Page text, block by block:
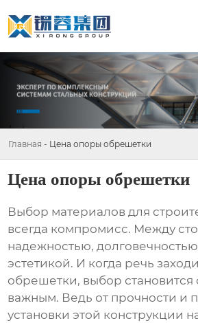
Главная - Цена опоры обрешетки
Цена опоры обрешетки
Выбор материалов для
всегда компромисс. Между
надежностью,
эстетикой. И когда речь
обрешетки, выбор
важным. Ведь от прочности и
установки этой конструкции